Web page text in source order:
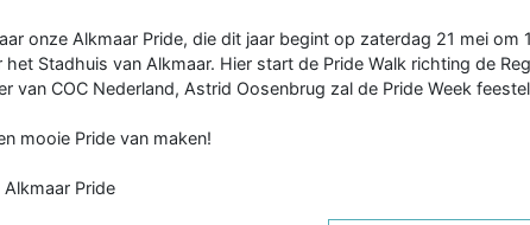
onze Alkmaar Pride, die dit jaar begint op zaterdag 21 mei om
Stadhuis van Alkmaar. Hier start de Pride Walk richting de
van COC Nederland, Astrid Oosenbrug zal de Pride Week
mooie Pride van maken!
Pride